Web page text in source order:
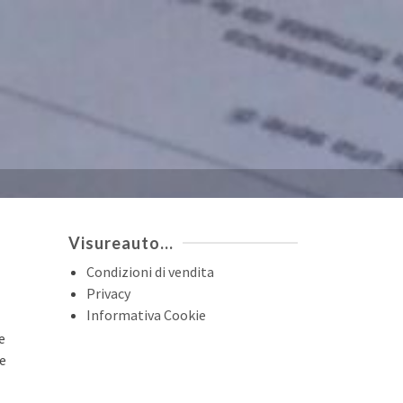
Visureauto…
Condizioni di vendita
Privacy
Informativa Cookie